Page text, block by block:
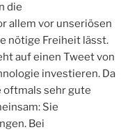
die
allem vor unseriösen
nötige Freiheit lässt.
auf einen Tweet von
investieren. Da
sehr gute
Sie
Bei